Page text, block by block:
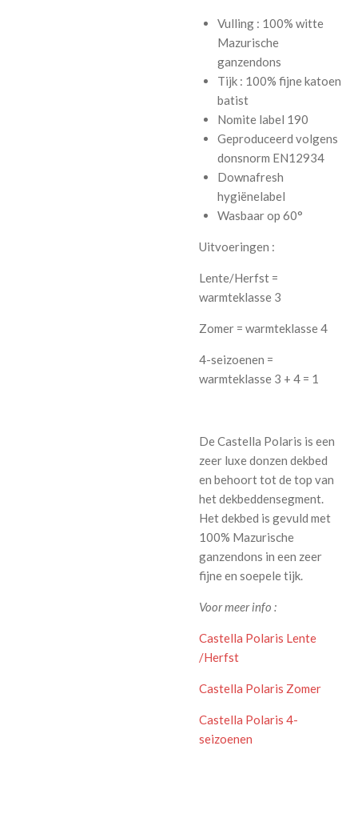
Vulling : 100% witte
Mazurische
ganzendons
Tijk : 100% fijne katoen
batist
Nomite label 190
Geproduceerd volgens
donsnorm EN12934
Downafresh
hygiënelabel
Wasbaar op 60°
Uitvoeringen :
Lente/Herfst =
warmteklasse 3
Zomer = warmteklasse 4
4-seizoenen =
warmteklasse 3 + 4 = 1
De Castella Polaris is een
zeer luxe donzen dekbed
en behoort tot de top van
het dekbeddensegment.
Het dekbed is gevuld met
100% Mazurische
ganzendons in een zeer
fijne en soepele tijk.
Voor meer info :
Castella Polaris Lente
/Herfst
Castella Polaris Zomer
Castella Polaris 4-
seizoenen